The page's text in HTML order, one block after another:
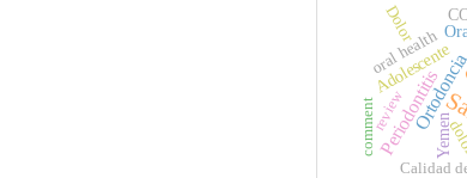
Periodontitis
Adolescente
Yemen
oral health
Dolor
Calidad
commentreview